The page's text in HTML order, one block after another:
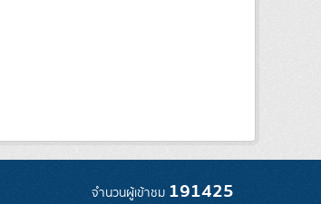
จำนวนผู้เข้าชม 191425